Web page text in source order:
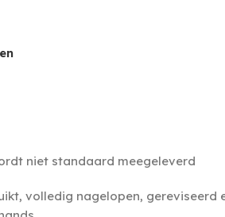
niet standaard meegeleverd
volledig nagelopen, gereviseerd